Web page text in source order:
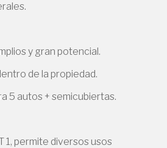
y gran potencial.
de la propiedad.
5 autos + semicubiertas.
1, permite diversos usos